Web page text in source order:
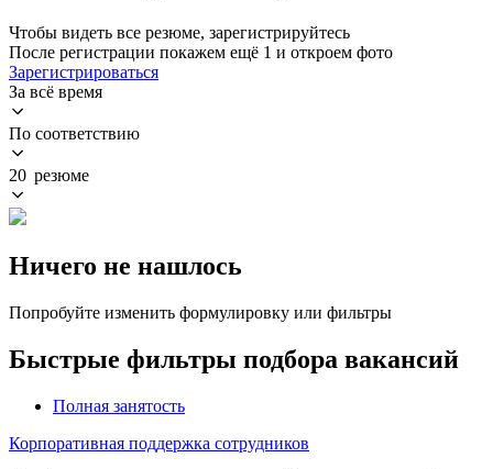
Чтобы видеть все резюме, зарегистрируйтесь
После регистрации покажем ещё 1 и откроем фото
Зарегистрироваться
За всё время
По соответствию
20 резюме
Ничего не нашлось
Попробуйте изменить формулировку или фильтры
Быстрые фильтры подбора вакансий
Полная занятость
Корпоративная поддержка сотрудников